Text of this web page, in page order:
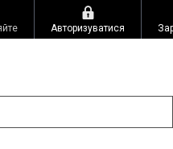
Авторизуватися